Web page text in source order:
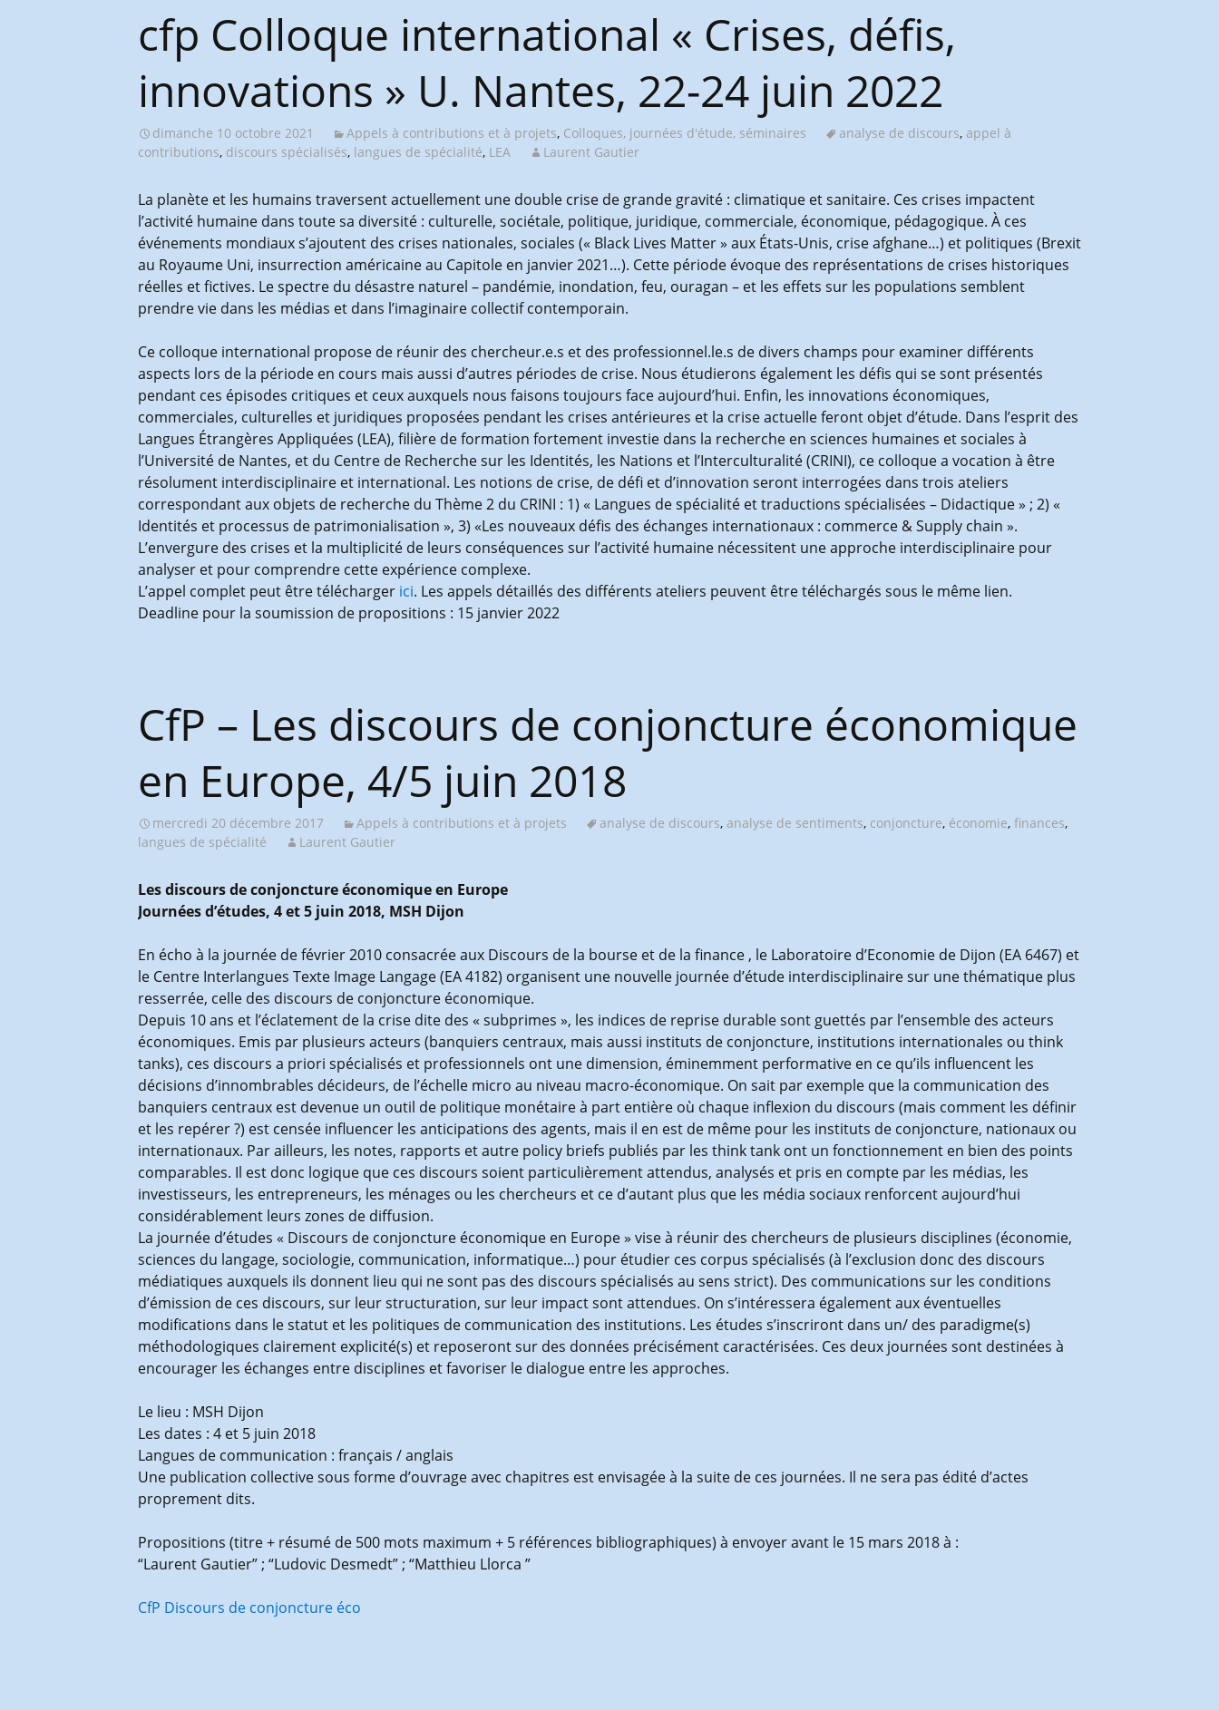
l’AGEScfp Colloque international « Crises, défis,
innovations » U. Nantes, 22-24 juin 2022
dimanche 10 octobre 2021 Appels à contributions et à projets, Colloques, journées d'étude, séminaires analyse de discours, appel à
contributions, discours spécialisés, langues de spécialité, LEA Laurent Gautier
La planète et les humains traversent actuellement une double crise de grande gravité : climatique et sanitaire. Ces crises impactent
l’activité humaine dans toute sa diversité : culturelle, sociétale, politique, juridique, commerciale, économique, pédagogique. À ces
événements mondiaux s’ajoutent des crises nationales, sociales (« Black Lives Matter » aux États-Unis, crise afghane…) et politiques (Brexit
au Royaume Uni, insurrection américaine au Capitole en janvier 2021…). Cette période évoque des représentations de crises historiques
réelles et fictives. Le spectre du désastre naturel – pandémie, inondation, feu, ouragan – et les effets sur les populations semblent
prendre vie dans les médias et dans l’imaginaire collectif contemporain.
Ce colloque international propose de réunir des chercheur.e.s et des professionnel.le.s de divers champs pour examiner différents
aspects lors de la période en cours mais aussi d’autres périodes de crise. Nous étudierons également les défis qui se sont présentés
pendant ces épisodes critiques et ceux auxquels nous faisons toujours face aujourd’hui. Enfin, les innovations économiques,
commerciales, culturelles et juridiques proposées pendant les crises antérieures et la crise actuelle feront objet d’étude. Dans l’esprit des
Langues Étrangères Appliquées (LEA), filière de formation fortement investie dans la recherche en sciences humaines et sociales à
l’Université de Nantes, et du Centre de Recherche sur les Identités, les Nations et l’Interculturalité (CRINI), ce colloque a vocation à être
résolument interdisciplinaire et international. Les notions de crise, de défi et d’innovation seront interrogées dans trois ateliers
correspondant aux objets de recherche du Thème 2 du CRINI : 1) « Langues de spécialité et traductions spécialisées – Didactique » ; 2) «
Identités et processus de patrimonialisation », 3) «Les nouveaux défis des échanges internationaux : commerce & Supply chain ».
L’envergure des crises et la multiplicité de leurs conséquences sur l’activité humaine nécessitent une approche interdisciplinaire pour
analyser et pour comprendre cette expérience complexe.
L’appel complet peut être télécharger ici. Les appels détaillés des différents ateliers peuvent être téléchargés sous le même lien.
Deadline pour la soumission de propositions : 15 janvier 2022
CfP – Les discours de conjoncture économique
en Europe, 4/5 juin 2018
mercredi 20 décembre 2017 Appels à contributions et à projets analyse de discours, analyse de sentiments, conjoncture, économie, finances,
langues de spécialité
Laurent Gautier
Les discours de conjoncture économique en Europe
Journées d’études, 4 et 5 juin 2018, MSH Dijon
En écho à la journée de février 2010 consacrée aux Discours de la bourse et de la finance , le Laboratoire d’Economie de Dijon (EA 6467) et
le Centre Interlangues Texte Image Langage (EA 4182) organisent une nouvelle journée d’étude interdisciplinaire sur une thématique plus
resserrée, celle des discours de conjoncture économique.
Depuis 10 ans et l’éclatement de la crise dite des « subprimes », les indices de reprise durable sont guettés par l’ensemble des acteurs
économiques. Emis par plusieurs acteurs (banquiers centraux, mais aussi instituts de conjoncture, institutions internationales ou think
tanks), ces discours a priori spécialisés et professionnels ont une dimension, éminemment performative en ce qu’ils influencent les
décisions d’innombrables décideurs, de l’échelle micro au niveau macro-économique. On sait par exemple que la communication des
banquiers centraux est devenue un outil de politique monétaire à part entière où chaque inflexion du discours (mais comment les définir
et les repérer ?) est censée influencer les anticipations des agents, mais il en est de même pour les instituts de conjoncture, nationaux ou
internationaux. Par ailleurs, les notes, rapports et autre policy briefs publiés par les think tank ont un fonctionnement en bien des points
comparables. Il est donc logique que ces discours soient particulièrement attendus, analysés et pris en compte par les médias, les
investisseurs, les entrepreneurs, les ménages ou les chercheurs et ce d’autant plus que les média sociaux renforcent aujourd’hui
considérablement leurs zones de diffusion.
La journée d’études « Discours de conjoncture économique en Europe » vise à réunir des chercheurs de plusieurs disciplines (économie,
sciences du langage, sociologie, communication, informatique…) pour étudier ces corpus spécialisés (à l’exclusion donc des discours
médiatiques auxquels ils donnent lieu qui ne sont pas des discours spécialisés au sens strict). Des communications sur les conditions
d’émission de ces discours, sur leur structuration, sur leur impact sont attendues. On s’intéressera également aux éventuelles
modifications dans le statut et les politiques de communication des institutions. Les études s’inscriront dans un/ des paradigme(s)
méthodologiques clairement explicité(s) et reposeront sur des données précisément caractérisées. Ces deux journées sont destinées à
encourager les échanges entre disciplines et favoriser le dialogue entre les approches.
Le lieu : MSH Dijon
Les dates : 4 et 5 juin 2018
Langues de communication : français / anglais
Une publication collective sous forme d’ouvrage avec chapitres est envisagée à la suite de ces journées. Il ne sera pas édité d’actes
proprement dits.
Propositions (titre + résumé de 500 mots maximum + 5 références bibliographiques) à envoyer avant le 15 mars 2018 à :
“Laurent Gautier” ; “Ludovic Desmedt” ; “Matthieu Llorca ”
CfP Discours de conjoncture éco